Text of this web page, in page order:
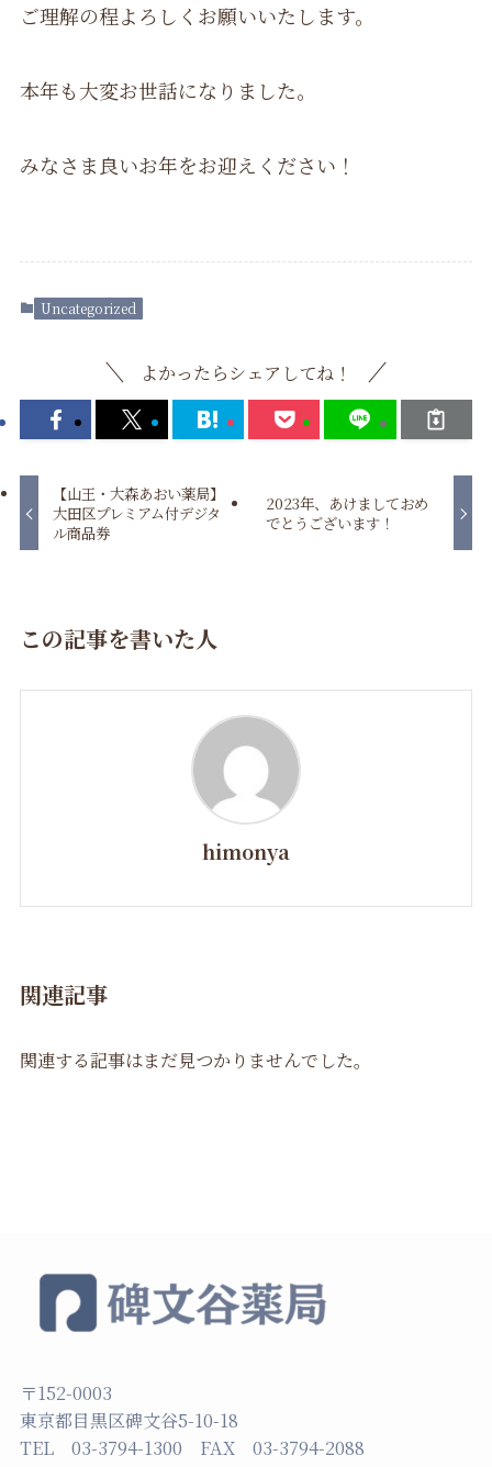
ご理解の程よろしくお願いいたします。
本年も大変お世話になりました。
みなさま良いお年をお迎えください！
Uncategorized
よかったらシェアしてね！
【山王・大森あおい薬局】
大田区プレミアム付デジタ
ル商品券
2023年、あけましておめ
でとうございます！
この記事を書いた人
himonya
関連記事
関連する記事はまだ見つかりませんでした。
〒152-0003
東京都目黒区碑文谷5-10-18
TEL 03-3794-1300 FAX 03-3794-2088